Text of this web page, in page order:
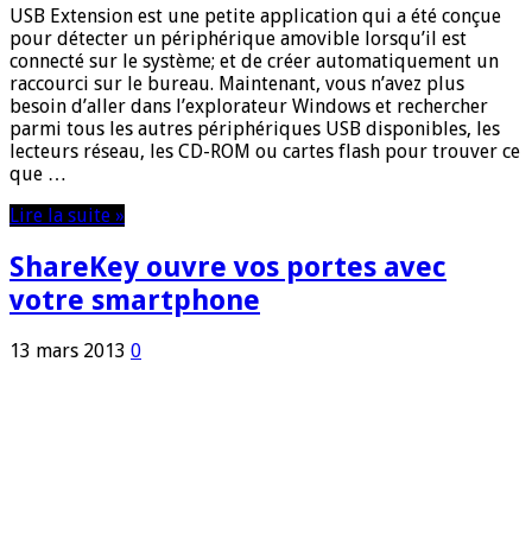
USB Extension est une petite application qui a été conçue
pour détecter un périphérique amovible lorsqu’il est
connecté sur le système; et de créer automatiquement un
raccourci sur le bureau. Maintenant, vous n’avez plus
besoin d’aller dans l’explorateur Windows et rechercher
parmi tous les autres périphériques USB disponibles, les
lecteurs réseau, les CD-ROM ou cartes flash pour trouver ce
que …
Lire la suite »
ShareKey ouvre vos portes avec
votre smartphone
13 mars 2013 0